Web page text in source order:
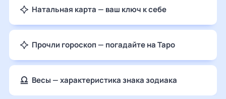
Натальная карта — ваш ключ к себе
Прочли гороскоп — погадайте на Таро
Весы — характеристика знака зодиака